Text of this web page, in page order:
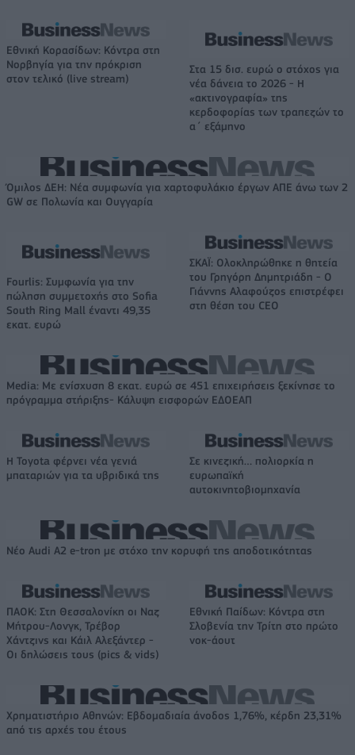
Εθνική Κορασίδων: Κόντρα στη
Νορβηγία για την πρόκριση
στον τελικό (live stream)
Στα 15 δισ. ευρώ ο στόχος για
νέα δάνεια το 2026 - Η
«ακτινογραφία» της
κερδοφορίας των τραπεζών το
α΄ εξάμηνο
Όμιλος ΔΕΗ: Νέα συμφωνία για χαρτοφυλάκιο έργων ΑΠΕ άνω των 2
GW σε Πολωνία και Ουγγαρία
Fourlis: Συμφωνία για την
πώληση συμμετοχής στο Sofia
South Ring Mall έναντι 49,35
εκατ. ευρώ
ΣΚΑΪ: Ολοκληρώθηκε η θητεία
του Γρηγόρη Δημητριάδη - Ο
Γιάννης Αλαφούζος επιστρέφει
στη θέση του CEO
Media: Με ενίσχυση 8 εκατ. ευρώ σε 451 επιχειρήσεις ξεκίνησε το
πρόγραμμα στήριξης- Κάλυψη εισφορών ΕΔΟΕΑΠ
Η Toyota φέρνει νέα γενιά
μπαταριών για τα υβριδικά της
Σε κινεζική… πολιορκία η
ευρωπαϊκή
αυτοκινητοβιομηχανία
Νέο Audi A2 e-tron με στόχο την κορυφή της αποδοτικότητας
ΠΑΟΚ: Στη Θεσσαλονίκη οι Ναζ
Μήτρου-Λονγκ, Τρέβορ
Χάντζινς και Κάιλ Αλεξάντερ -
Οι δηλώσεις τους (pics & vids)
Εθνική Παίδων: Κόντρα στη
Σλοβενία την Τρίτη στο πρώτο
νοκ-άουτ
Χρηματιστήριο Αθηνών: Εβδομαδιαία άνοδος 1,76%, κέρδη 23,31%
από τις αρχές του έτους